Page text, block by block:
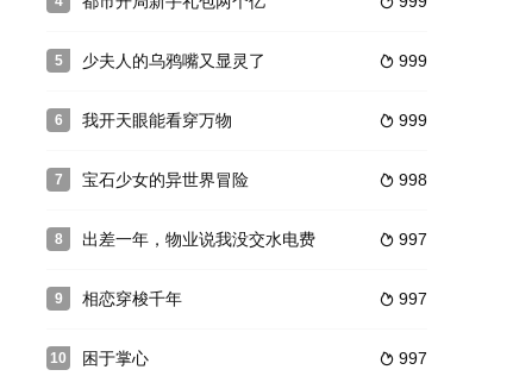
5  999
少夫人的乌鸦嘴又显灵了
6  999
我开天眼能看穿万物
7  998
宝石少女的异世界冒险
8  997
出差一年，物业说我没交水电费
9  997
相恋穿梭千年
10  997
困于掌心